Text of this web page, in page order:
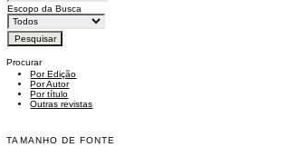
Escopo da Busca
Procurar
Por Edição
Por Autor
Por título
Outras revistas
TAMANHO DE FONTE